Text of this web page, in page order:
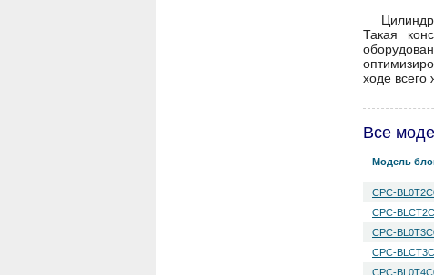
Такая
ходе всего
Все
Модель
CPC-
CPC-
CPC-
CPC-
CPC-